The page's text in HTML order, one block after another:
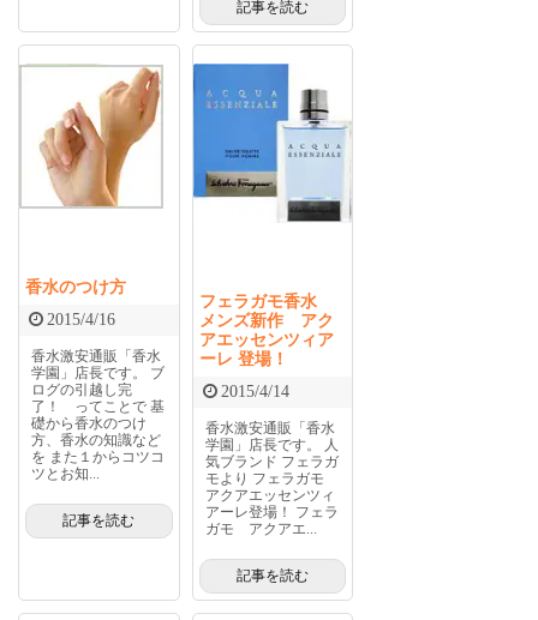
記事を読む
香水のつけ方
2015/4/16
香水激安通販「香水
学園」店長です。 ブ
ログの引越し完
了！ ってことで 基
礎から香水のつけ
方、香水の知識など
を また１からコツコ
ツとお知...
記事を読む
フェラガモ香水
メンズ新作 アク
アエッセンツィア
ーレ 登場！
2015/4/14
香水激安通販「香水
学園」店長です。 人
気ブランド フェラガ
モより フェラガモ
アクアエッセンツィ
アーレ登場！ フェラ
ガモ アクアエ...
記事を読む